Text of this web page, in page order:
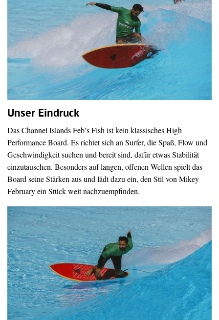
Unser Eindruck
Das Channel Islands Feb’s Fish ist kein klassisches High
Performance Board. Es richtet sich an Surfer, die Spaß, Flow und
Geschwindigkeit suchen und bereit sind, dafür etwas Stabilität
einzutauschen. Besonders auf langen, offenen Wellen spielt das
Board seine Stärken aus und lädt dazu ein, den Stil von Mikey
February ein Stück weit nachzuempfinden.